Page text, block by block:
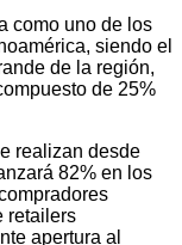
como uno de los
siendo el
de la región,
de 25%
realizan desde
82% en los
retailers
apertura al